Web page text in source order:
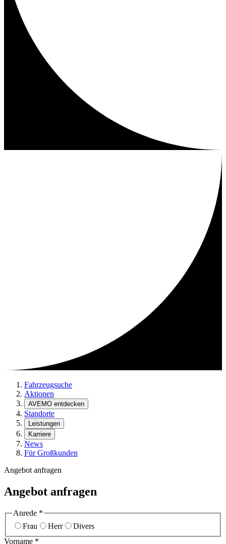
Fahrzeugsuche
Aktionen
AVEMO entdecken
Standorte
Leistungen
Karriere
News
Für Großkunden
Angebot anfragen
Angebot anfragen
Anrede *
Frau
Herr
Divers
Vorname *